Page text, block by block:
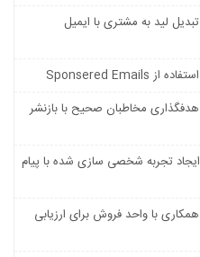
تبدیل لید به مشتری با ایمیل
استفاده از Sponsered Emails
هدفگذاری مخاطبان صحیح با بازنشر
ایجاد تجربه شخصی سازی شده با پیام
همکاری با واحد فروش برای ارزیابی